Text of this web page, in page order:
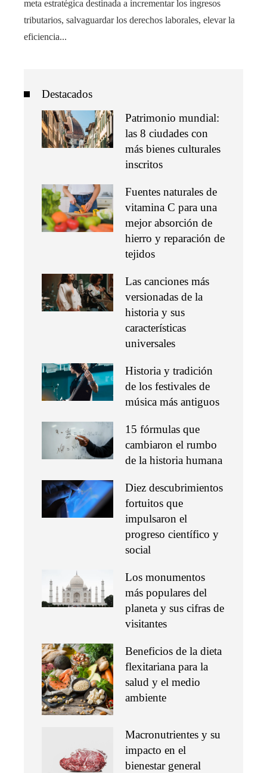
meta estratégica destinada a incrementar los ingresos
tributarios, salvaguardar los derechos laborales, elevar la
eficiencia...
Destacados
Patrimonio mundial:
las 8 ciudades con
más bienes culturales
inscritos
Fuentes naturales de
vitamina C para una
mejor absorción de
hierro y reparación de
tejidos
Las canciones más
versionadas de la
historia y sus
características
universales
Historia y tradición
de los festivales de
música más antiguos
15 fórmulas que
cambiaron el rumbo
de la historia humana
Diez descubrimientos
fortuitos que
impulsaron el
progreso científico y
social
Los monumentos
más populares del
planeta y sus cifras de
visitantes
Beneficios de la dieta
flexitariana para la
salud y el medio
ambiente
Macronutrientes y su
impacto en el
bienestar general